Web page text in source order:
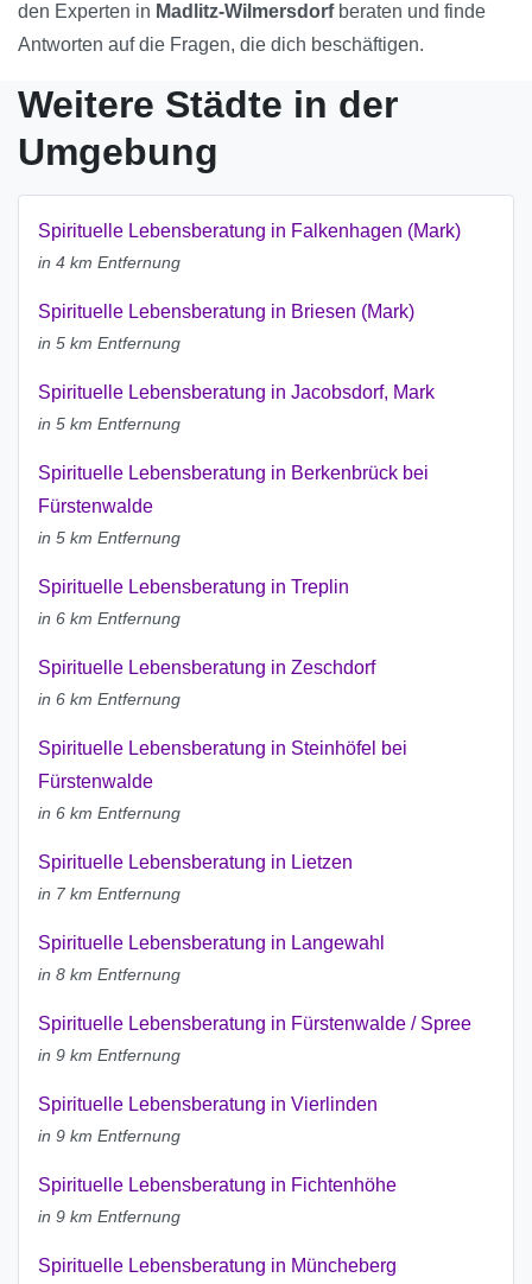
den Experten in Madlitz-Wilmersdorfberaten und finde
Antworten auf die Fragen, die dich beschäftigen.
Weitere Städte in der
Umgebung
Spirituelle Lebensberatung in Falkenhagen (Mark)
in 4 km Entfernung
Spirituelle Lebensberatung in Briesen (Mark)
in 5 km Entfernung
Spirituelle Lebensberatung in Jacobsdorf, Mark
in 5 km Entfernung
Spirituelle Lebensberatung in Berkenbrück bei
Fürstenwalde
in 5 km Entfernung
Spirituelle Lebensberatung in Treplin
in 6 km Entfernung
Spirituelle Lebensberatung in Zeschdorf
in 6 km Entfernung
Spirituelle Lebensberatung in Steinhöfel bei
Fürstenwalde
in 6 km Entfernung
Spirituelle Lebensberatung in Lietzen
in 7 km Entfernung
Spirituelle Lebensberatung in Langewahl
in 8 km Entfernung
Spirituelle Lebensberatung in Fürstenwalde / Spree
in 9 km Entfernung
Spirituelle Lebensberatung in Vierlinden
in 9 km Entfernung
Spirituelle Lebensberatung in Fichtenhöhe
in 9 km Entfernung
Spirituelle Lebensberatung in Müncheberg